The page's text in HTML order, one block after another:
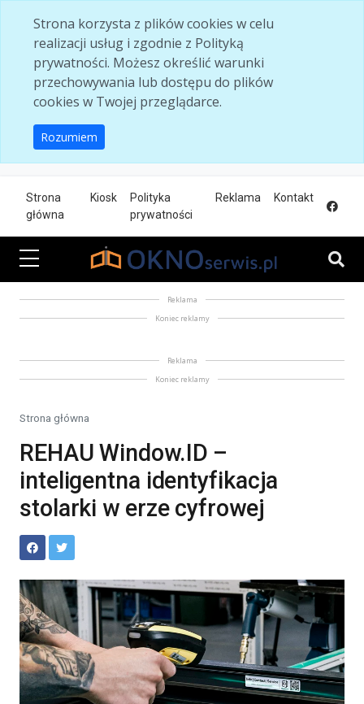
Strona korzysta z plików cookies w celu
realizacji usług i zgodnie z Polityką
prywatności. Możesz określić warunki
przechowywania lub dostępu do plików
cookies w Twojej przeglądarce.
Rozumiem
Strona
główna
Kiosk
Polityka
prywatności
Reklama Kontakt
Reklama
Koniec reklamy
Reklama
Koniec reklamy
Strona główna
REHAU Window.ID –
inteligentna identyfikacja
stolarki w erze cyfrowej